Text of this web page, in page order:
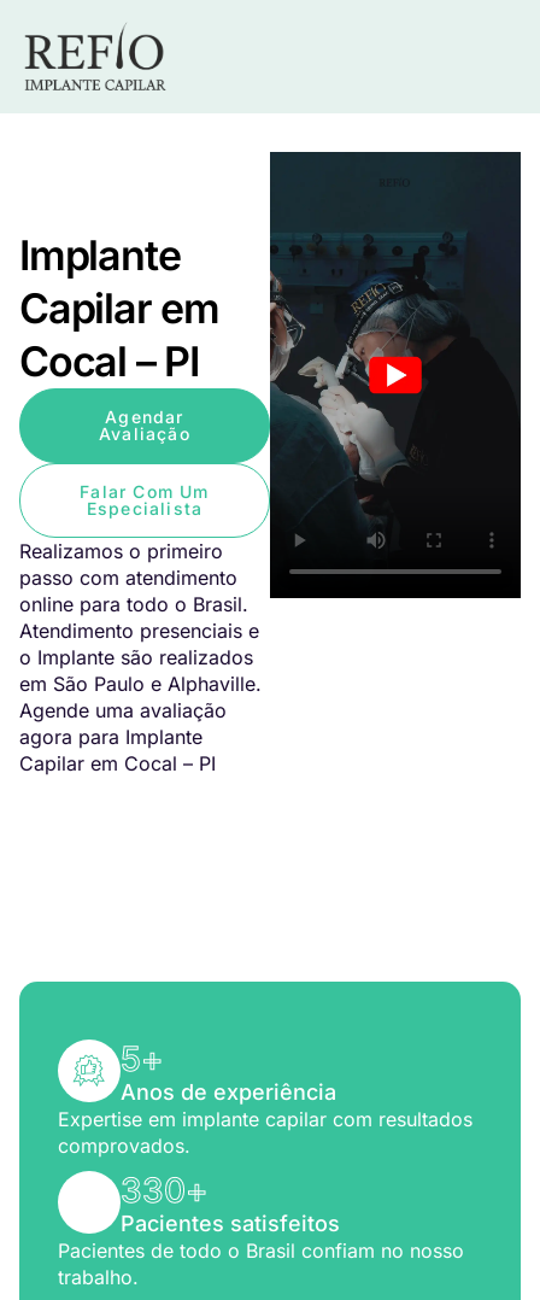
Implante
Capilar em
Cocal – PI
Agendar
Avaliação
Falar Com Um
Especialista
Realizamos o primeiro
passo com atendimento
online para todo o Brasil.
Atendimento presenciais e
o Implante são realizados
em São Paulo e Alphaville.
Agende uma avaliação
agora para Implante
Capilar em Cocal – PI
5+
Anos de experiência
Expertise em implante capilar com resultados
comprovados.
330+
Pacientes satisfeitos
Pacientes de todo o Brasil confiam no nosso
trabalho.